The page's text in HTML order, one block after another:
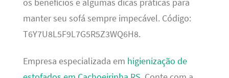
os benefícios e algumas dicas práticas para
manter seu sofá sempre impecável. Código:
T6Y7U8L5F9L7G5R5Z3WQ6H8.
Empresa especializada em higienização de